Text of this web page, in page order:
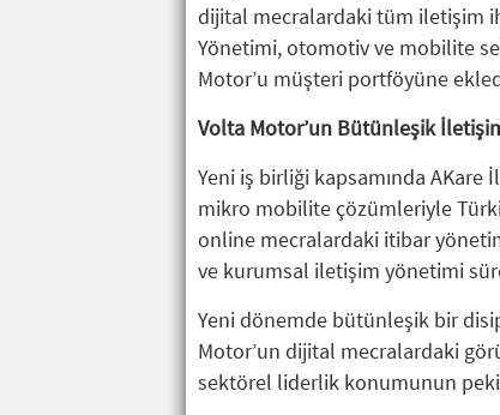
dijital mecralardaki tüm iletişim
Yönetimi, otomotiv ve mobilite
Motor’u müşteri portföyüne
Volta Motor’un Bütünleşik
Yeni iş birliği kapsamında
mikro mobilite çözümleriyle
online mecralardaki itibar
ve kurumsal iletişim yönetimi
Yeni dönemde bütünleşik bir
Motor’un dijital mecralardaki
sektörel liderlik konumunun